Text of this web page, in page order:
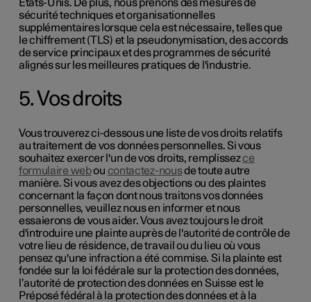
États-Unis. De plus, nous prenons des mesures de
sécurité techniques et organisationnelles
supplémentaires lorsque cela est nécessaire, telles que
le chiffrement (TLS) et la pseudonymisation, des accords
de service principaux et des programmes de sécurité
alignés sur les meilleures pratiques de l'industrie.
5. Vos droits
Vous trouverez ci-dessous une liste de vos droits relatifs
au traitement de vos données personnelles. Si vous
souhaitez exercer l'un de vos droits, remplissezce
formulaire webou contactez-nousde toute autre
manière. Si vous avez des objections ou des plaintes
concernant la façon dont nous traitons vos données
personnelles, veuillez nous en informer et nous
essaierons de vous aider. Vous avez toujours le droit
d'introduire une plainte auprès de l'autorité de contrôle de
votre lieu de résidence, de travail ou du lieu où vous
pensez qu'une infraction a été commise. Si la plainte est
fondée sur la loi fédérale sur la protection des données,
l’autorité de protection des données en Suisse est le
Préposé fédéral à la protection des données et à la